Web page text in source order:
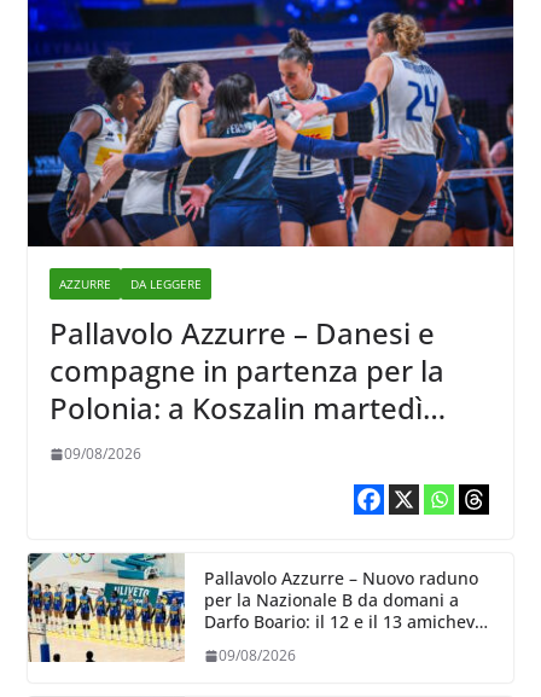
AZZURRE DA LEGGERE
Pallavolo Azzurre – Danesi e
compagne in partenza per la
Polonia: a Koszalin martedì
giocano contro la Francia
09/08/2026
Pallavolo Azzurre – Nuovo raduno
per la Nazionale B da domani a
Darfo Boario: il 12 e il 13 amichevoli
09/08/2026